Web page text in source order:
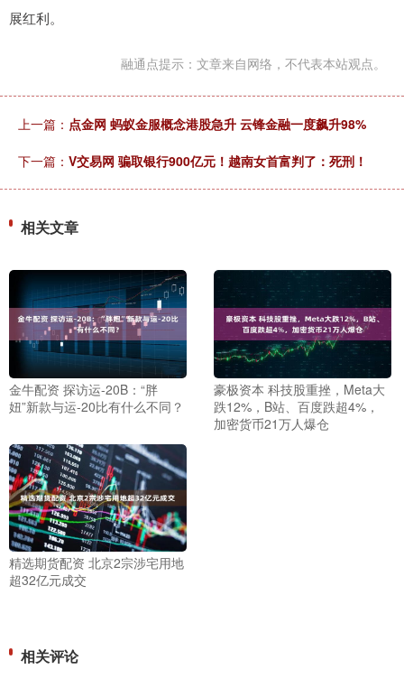
展红利。
融通点提示：文章来自网络，不代表本站观点。
上一篇： 点金网 蚂蚁金服概念港股急升 云锋金融一度飙升98%
下一篇： V交易网 骗取银行900亿元！越南女首富判了：死刑！
相关文章
金牛配资 探访运-20B：“胖
妞”新款与运-20比有什么不同？
豪极资本 科技股重挫，Meta大
跌12%，B站、百度跌超4%，
加密货币21万人爆仓
精选期货配资 北京2宗涉宅用地
超32亿元成交
相关评论